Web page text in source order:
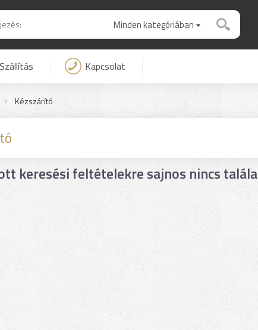
Minden kategóriában
Szállítás Kapcsolat
Kézszárító
keresési feltételekre sajnos nincs